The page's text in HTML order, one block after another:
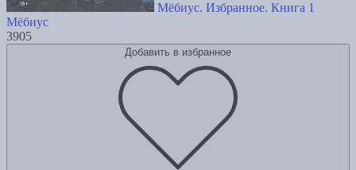
Мёбиус. Избранное. Книга 1
Мёбиус
3905
Добавить в избранное